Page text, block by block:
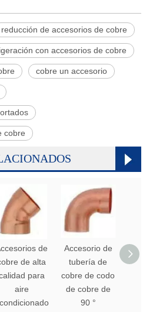
reducción de accesorios de cobre
con accesorios de cobre
cobre un accesorio
cobre
de
de alta
para
aire
Accesorio de
tubería de
cobre de codo
de cobre de
90 °
de